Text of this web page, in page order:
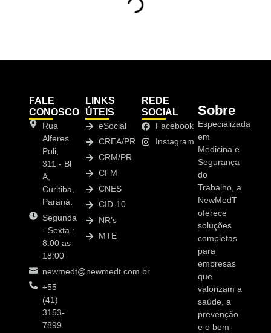
FALE
CONOSCO
Rua
Alferes
Poli,
311 - Bl
A,
Curitiba,
Paraná.
Segunda
- Sexta :
8:00 as
18:00
newmedt@newmedt.com.br
+55
(41)
3153-
7899
LINKS
ÚTEIS
eSocial
CREA/PR
CRM/PR
CFM
CNES
CID-10
NR’s
MTE
REDE
SOCIAL
Facebook
Instagram
Sobre
Especializada
em
Medicina e
Segurança
do
Trabalho, a
NewMedT
oferece
soluções
completas
para
empresas
que
valorizam a
saúde, a
prevenção
e o bem-